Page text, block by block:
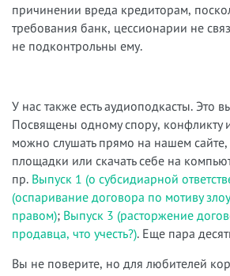
причинении вреда кредиторам,
требования банк, цессионарии не
не подконтрольны ему.
У нас также есть аудиоподкасты. Это
Посвящены одному спору, конфликту
можно слушать прямо на нашем сайте,
площадки или скачать себе на
пр. Выпуск 1 (о субсидиарной
(оспаривание договора по мотиву
правом); Выпуск 3 (расторжение
продавца, что учесть?). Еще пара
Вы не поверите, но для любителей